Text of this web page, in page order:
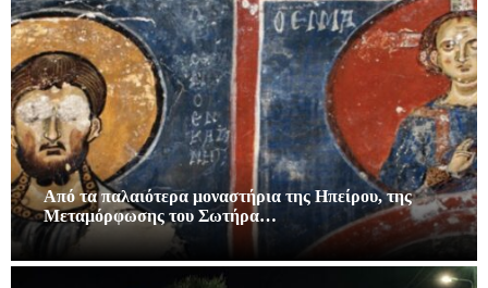
Από τα παλαιότερα μοναστήρια της Ηπείρου, της
Μεταμόρφωσης του Σωτήρα…